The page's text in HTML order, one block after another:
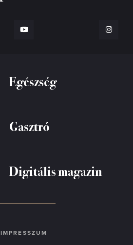
Egészség
Gasztró
Digitális magazin
IMPRESSZUM